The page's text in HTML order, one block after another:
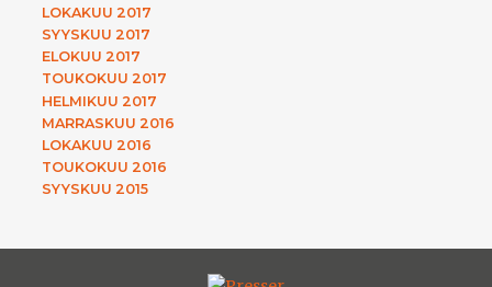
LOKAKUU 2017
SYYSKUU 2017
ELOKUU 2017
TOUKOKUU 2017
HELMIKUU 2017
MARRASKUU 2016
LOKAKUU 2016
TOUKOKUU 2016
SYYSKUU 2015